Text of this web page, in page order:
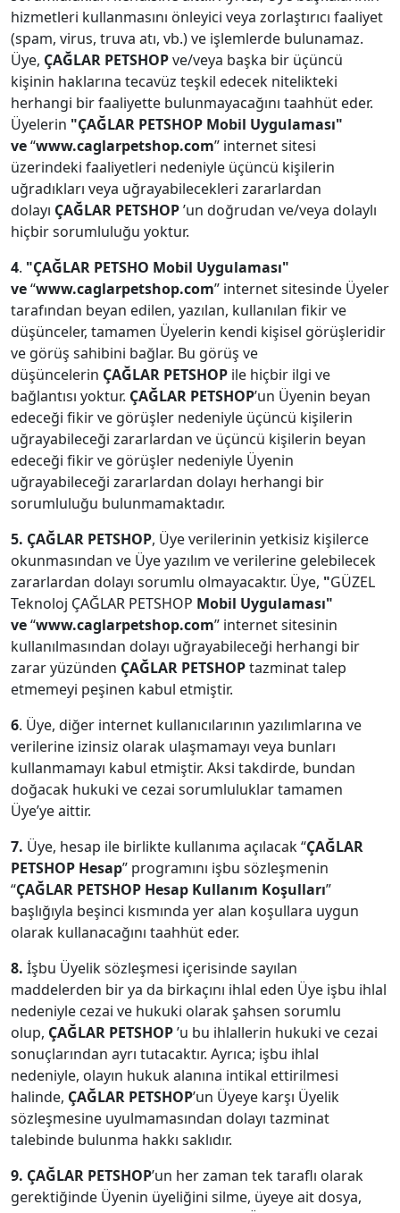
hizmetleri kullanmasını önleyici veya zorlaştırıcı faaliyet
(spam, virus, truva atı, vb.) ve işlemlerde bulunamaz.
Üye, ÇAĞLAR PETSHOPve/veya başka bir üçüncü
kişinin haklarına tecavüz teşkil edecek nitelikteki
herhangi bir faaliyette bulunmayacağını taahhüt eder.
Üyelerin "ÇAĞLAR PETSHOP Mobil Uygulaması"
ve“www.caglarpetshop.com” internet sitesi
üzerindeki faaliyetleri nedeniyle üçüncü kişilerin
uğradıkları veya uğrayabilecekleri zararlardan
dolayı ÇAĞLAR PETSHOP’un doğrudan ve/veya dolaylı
hiçbir sorumluluğu yoktur.
4. "ÇAĞLAR PETSHO Mobil Uygulaması"
ve“www.caglarpetshop.com” internet sitesinde Üyeler
tarafından beyan edilen, yazılan, kullanılan fikir ve
düşünceler, tamamen Üyelerin kendi kişisel görüşleridir
ve görüş sahibini bağlar. Bu görüş ve
düşüncelerin ÇAĞLAR PETSHOP ile hiçbir ilgi ve
bağlantısı yoktur. ÇAĞLAR PETSHOP’un Üyenin beyan
edeceği fikir ve görüşler nedeniyle üçüncü kişilerin
uğrayabileceği zararlardan ve üçüncü kişilerin beyan
edeceği fikir ve görüşler nedeniyle Üyenin
uğrayabileceği zararlardan dolayı herhangi bir
sorumluluğu bulunmamaktadır.
5. ÇAĞLAR PETSHOP, Üye verilerinin yetkisiz kişilerce
okunmasından ve Üye yazılım ve verilerine gelebilecek
zararlardan dolayı sorumlu olmayacaktır. Üye, "GÜZEL
Teknoloj ÇAĞLAR PETSHOP Mobil Uygulaması"
ve“www.caglarpetshop.com” internet sitesinin
kullanılmasından dolayı uğrayabileceği herhangi bir
zarar yüzünden ÇAĞLAR PETSHOPtazminat talep
etmemeyi peşinen kabul etmiştir.
6. Üye, diğer internet kullanıcılarının yazılımlarına ve
verilerine izinsiz olarak ulaşmamayı veya bunları
kullanmamayı kabul etmiştir. Aksi takdirde, bundan
doğacak hukuki ve cezai sorumluluklar tamamen
Üye’ye aittir.
7. Üye, hesap ile birlikte kullanıma açılacak “ÇAĞLAR
PETSHOP Hesap” programını işbu sözleşmenin
“ÇAĞLAR PETSHOP Hesap Kullanım Koşulları”
başlığıyla beşinci kısmında yer alan koşullara uygun
olarak kullanacağını taahhüt eder.
8. İşbu Üyelik sözleşmesi içerisinde sayılan
maddelerden bir ya da birkaçını ihlal eden Üye işbu ihlal
nedeniyle cezai ve hukuki olarak şahsen sorumlu
olup, ÇAĞLAR PETSHOP’u bu ihlallerin hukuki ve cezai
sonuçlarından ayrı tutacaktır. Ayrıca; işbu ihlal
nedeniyle, olayın hukuk alanına intikal ettirilmesi
halinde, ÇAĞLAR PETSHOP’un Üyeye karşı Üyelik
sözleşmesine uyulmamasından dolayı tazminat
talebinde bulunma hakkı saklıdır.
9. ÇAĞLAR PETSHOP’un her zaman tek taraflı olarak
gerektiğinde Üyenin üyeliğini silme, üyeye ait dosya,